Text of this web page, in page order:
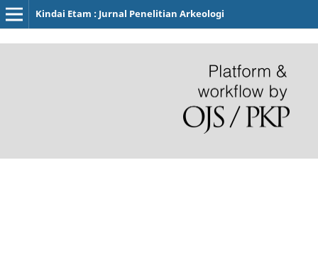
Kindai Etam : Jurnal Penelitian Arkeologi